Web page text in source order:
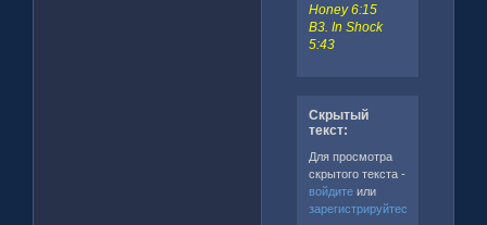
Honey 6:15
B3. In Shock
5:43
Скрытый
текст:
Для просмотра
скрытого текста -
войдитеили
зарегистрируйтесь